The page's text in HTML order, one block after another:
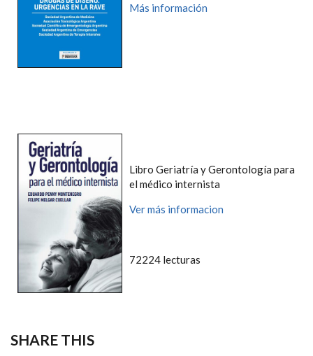
Más información
Libro Geriatría y Gerontología para
el médico internista
Ver más informacion
72224 lecturas
SHARE THIS